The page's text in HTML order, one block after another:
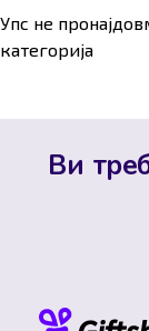
Упс не
категорија
Ви